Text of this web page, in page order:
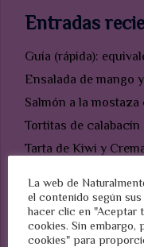
Entradas
Guía (rápida):
Ensalada de mango
Salmón a la
Tortitas de calabacín
Tarta de Kiwi y
Etiquetas
La web de
el contenido según
hacer clic en "Aceptar
cookies. Sin embargo,
cookies" para